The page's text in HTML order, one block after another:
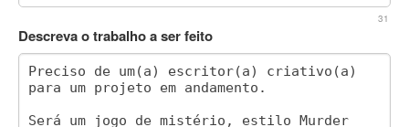
31
Descreva o trabalho a ser feito